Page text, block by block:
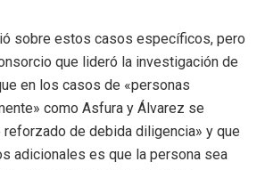
sobre estos casos específicos, pero
que lideró la investigación de
en los casos de «personas
como Asfura y Álvarez se
de debida diligencia» y que
adicionales es que la persona sea